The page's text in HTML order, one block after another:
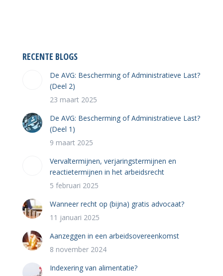
RECENTE BLOGS
De AVG: Bescherming of Administratieve Last?
(Deel 2)
23 maart 2025
De AVG: Bescherming of Administratieve Last?
(Deel 1)
9 maart 2025
Vervaltermijnen, verjaringstermijnen en
reactietermijnen in het arbeidsrecht
5 februari 2025
Wanneer recht op (bijna) gratis advocaat?
11 januari 2025
Aanzeggen in een arbeidsovereenkomst
8 november 2024
Indexering van alimentatie?